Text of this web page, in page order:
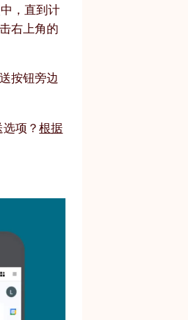
，直到计
右上角的
按钮旁边
选项？根据